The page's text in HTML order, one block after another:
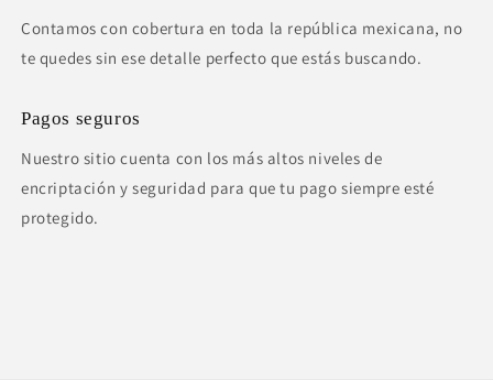
Contamos con cobertura en toda la república mexicana, no
te quedes sin ese detalle perfecto que estás buscando.
Pagos seguros
Nuestro sitio cuenta con los más altos niveles de
encriptación y seguridad para que tu pago siempre esté
protegido.